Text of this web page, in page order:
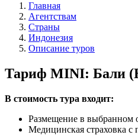
Главная
Агентствам
Страны
Индонезия
Описание туров
Тариф MINI: Бали
В стоимость тура входит:
Размещение в выбранном
Медицинская страховка с